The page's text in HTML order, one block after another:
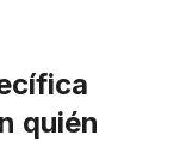
quién